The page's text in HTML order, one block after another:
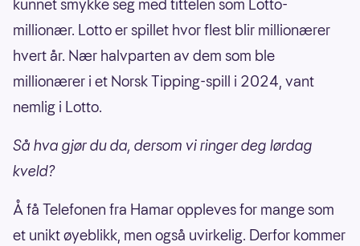
kunnet smykke seg med tittelen som Lotto-
millionær. Lotto er spillet hvor flest blir millionærer
hvert år. Nær halvparten av dem som ble
millionærer i et Norsk Tipping-spill i 2024, vant
nemlig i Lotto.
Så hva gjør du da, dersom vi ringer deg lørdag
kveld?
Å få Telefonen fra Hamar oppleves for mange som
et unikt øyeblikk, men også uvirkelig. Derfor kommer